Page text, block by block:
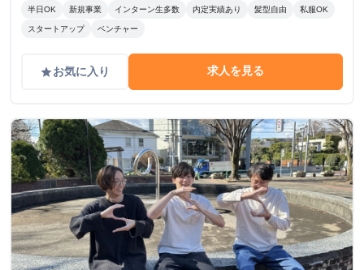
半日OK 新規事業 インターン生多数 内定実績あり 髪型自由 私服OK
スタートアップ ベンチャー
gradeお気に入り 求人を見る